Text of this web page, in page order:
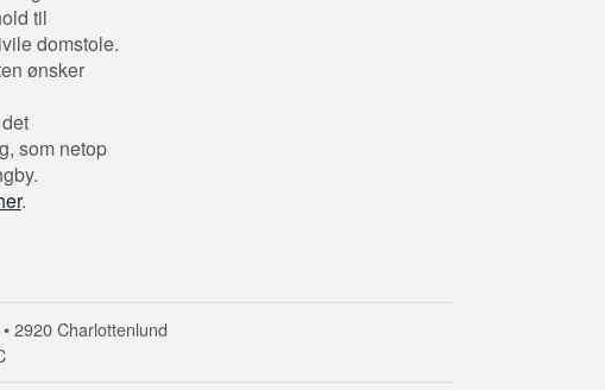
til
domstole.
ønsker
som netop
.
2920 Charlottenlund